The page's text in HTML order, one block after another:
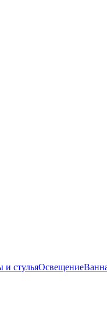
и стульяОсвещение